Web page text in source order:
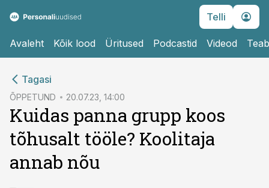
Telli
Avaleht Kõik lood Üritused Podcastid Videod
Tagasi
ÕPPETUND 20.07.23, 14:00
Kuidas panna grupp koos
tõhusalt tööle? Koolitaja
annab nõu